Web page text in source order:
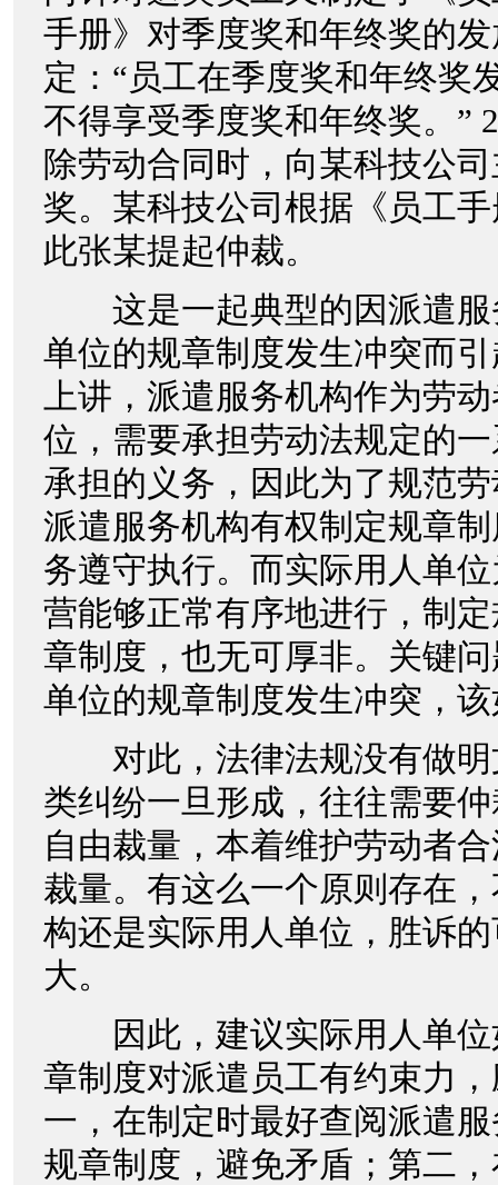
手册》对季度奖和年终奖的
定：“员工在季度奖和年终奖
不得享受季度奖和年终奖。”
除劳动合同时，向某科技公
奖。某科技公司根据《员工
此张某提起仲裁。
这是一起典型的因派遣服
单位的规章制度发生冲突而
上讲，派遣服务机构作为劳
位，需要承担劳动法规定的
承担的义务，因此为了规范
派遣服务机构有权制定规章
务遵守执行。而实际用人单
营能够正常有序地进行，制
章制度，也无可厚非。关键
单位的规章制度发生冲突，
对此，法律法规没有做明
类纠纷一旦形成，往往需要
自由裁量，本着维护劳动者
裁量。有这么一个原则存在
构还是实际用人单位，胜诉
大。
因此，建议实际用人单位
章制度对派遣员工有约束力
一，在制定时最好查阅派遣
规章制度，避免矛盾；第二